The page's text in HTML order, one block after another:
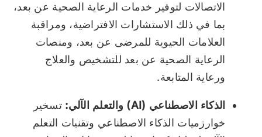
الاتصالات لتوفير خدمات الرعاية الصحية عن بعد،
بما في ذلك الاستشارات الافتراضية، ومراقبة
العلامات الحيوية للمرضى عن بعد، ومنصات
الرعاية الصحية عن بعد للتشخيص والعلاج
ورعاية المتابعة.
الذكاء الاصطناعي (AI) والتعلم الآلي:
تسخير
خوارزميات الذكاء الاصطناعي وتقنيات التعلم